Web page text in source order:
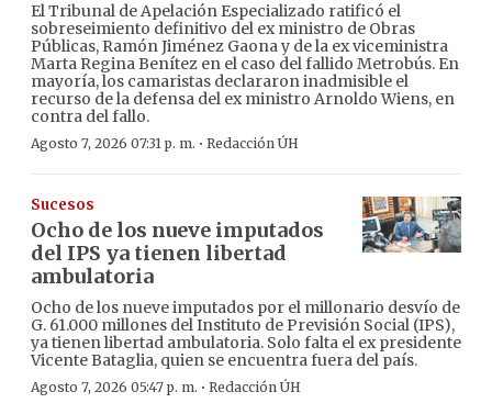
El Tribunal de Apelación Especializado ratificó el
sobreseimiento definitivo del ex ministro de Obras
Públicas, Ramón Jiménez Gaona y de la ex viceministra
Marta Regina Benítez en el caso del fallido Metrobús. En
mayoría, los camaristas declararon inadmisible el
recurso de la defensa del ex ministro Arnoldo Wiens, en
contra del fallo.
Agosto 7, 2026 07:31 p. m. · Redacción ÚH
Sucesos
Ocho de los nueve imputados
del IPS ya tienen libertad
ambulatoria
Ocho de los nueve imputados por el millonario desvío de
G. 61.000 millones del Instituto de Previsión Social (IPS),
ya tienen libertad ambulatoria. Solo falta el ex presidente
Vicente Bataglia, quien se encuentra fuera del país.
Agosto 7, 2026 05:47 p. m. · Redacción ÚH